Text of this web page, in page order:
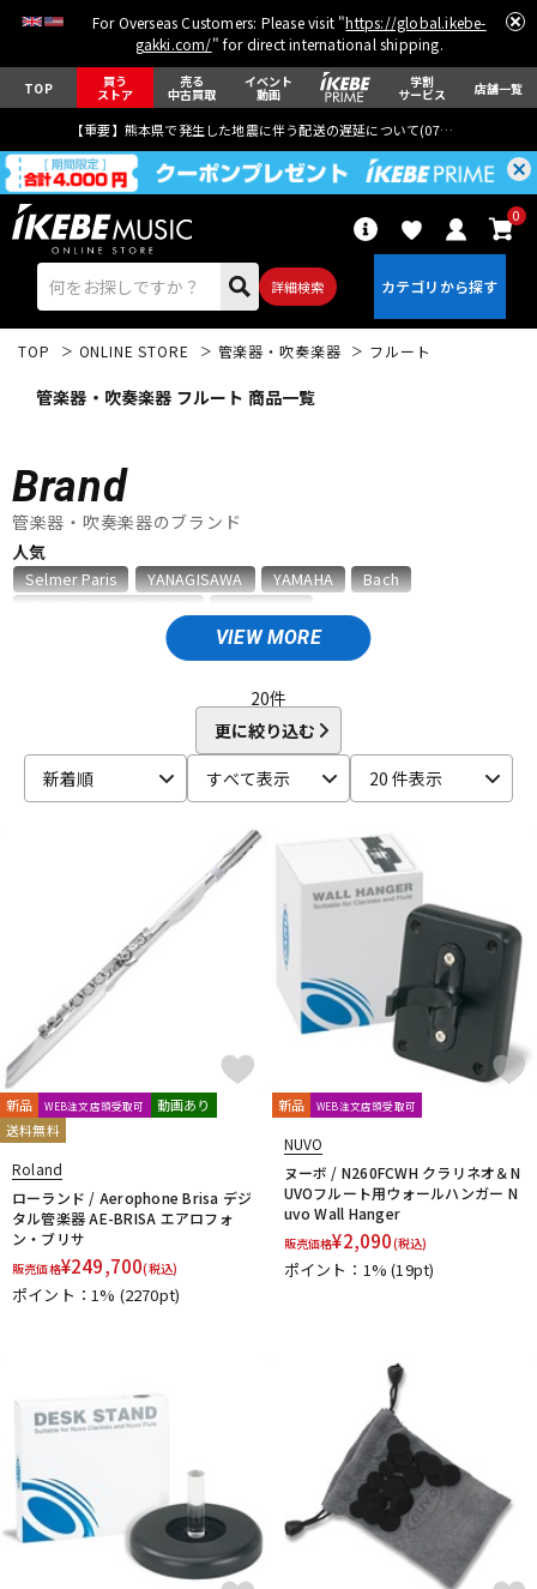
For Overseas Customers: Please visit "https://global.ikebe-
gakki.com/" for direct international shipping.
TOP 買う
ストア
売る
中古買取
イベント
動画
学割
サービス 店舗一覧
【重要】熊本県で発生した地震に伴う配送の遅延について(07月29日
詳細検索
0
エレキギター
ベース ウクレレ
パーカッション
その他楽器
エフェクター
DJ機器 DTM
DTM オンライン納品 レコーディング機器
楽器アクセサリ
中古 ヴィンテージ
TOP ONLINE STORE 管楽器・吹奏楽器 フルート
管楽器・吹奏楽器 フルート 商品一覧
Brand
管楽器・吹奏楽器のブランド
VIEW MORE
人気
Selmer Paris YANAGISAWA YAMAHA
Bach
AKAI Al Cass
Alexander Karavaev
Anfree
aS
B
B.AIR B.Tilz Bach BAGS BAM
Beaumont
BLUE JUICE
Bob Reeves
Boveda Brancher
Brand
Brasspire Brasspire Unicorn
Bremner
Brilhart BROPRO
Buescher
Buffet Crampon
C.C.シャイニーケース Cadeson
Cannonball
CAROL BRASS
ChopSaver
CLARKE
Colin Goldie
D'Addario Wood Winds
Dave Guardala
Denis Wick
DRAKE
FAXX
FORESTONE
Francois Louis
GALAX
Galeon GARD BAGS Getzen
Giardinelli
GL CASES
GLOBAL Gonzalez Gottsu
GR
GREG BLACK
Harry Hartmanns
HERCULES
Hetman HORITA HW
JM Lubricants
JUPITER
KEY LEAVES
KGU brass
Kikutani KING
L-M
LA TROMBA Lebayle
lefreQue
Lily's tone
LOTUS MANHASSET
MARCA
Marcinkiewicz
Marmaduke Martin(管) MB
MEYER
MK Whistle
MONSTER OIL
20件
更に絞り込む
新着順
すべて表示 20 件表示
新品 WEB注文店頭受取可
動画あり
送料無料
Roland
ローランド / Aerophone Brisa デジ
タル管楽器 AE-BRISA エアロフォ
ン・ブリサ
販売価格¥249,700(税込)
ポイント：1% (2270pt)
新品 WEB注文店頭受取可
NUVO
ヌーボ / N260FCWH クラリネオ＆N
UVOフルート用ウォールハンガー N
uvo Wall Hanger
販売価格¥2,090(税込)
ポイント：1%(19pt)